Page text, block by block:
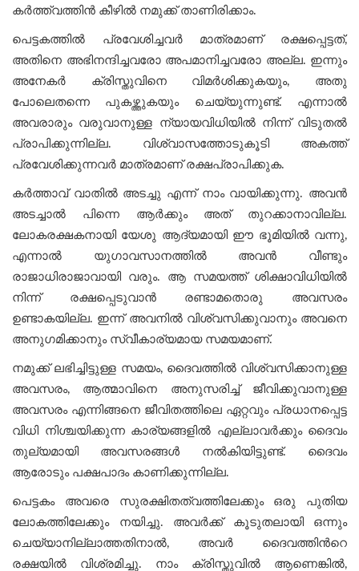
കര്‍ത്ത്വത്തിന്‍ കീഴില്‍ നമുക്ക് താണിരിക്കാം.
പെട്ടകത്തിൽ പ്രവേശിച്ചവർ മാത്രമാണ് രക്ഷപ്പെട്ടത്,
അതിനെ അഭിനന്ദിച്ചവരോ അപമാനിച്ചവരോ അല്ല. ഇന്നും
അനേകര്‍ ക്രിസ്തുവിനെ വിമര്‍ശിക്കുകയും, അതു
പോലെതന്നെ പുകഴ്ത്തുകയും ചെയ്യുന്നുണ്ട്. എന്നാല്‍
അവരാരും വരുവാനുള്ള ന്യായവിധിയില്‍ നിന്ന് വിടുതല്‍
പ്രാപിക്കുന്നില്ല. വിശ്വാസത്തോടുകൂടി അകത്ത്
പ്രവേശിക്കുന്നവര്‍ മാത്രമാണ് രക്ഷപ്രാപിക്കുക.
കർത്താവ് വാതിൽ അടച്ചു എന്ന് നാം വായിക്കുന്നു. അവന്‍
അടച്ചാൽ പിന്നെ ആർക്കും അത് തുറക്കാനാവില്ല.
ലോകരക്ഷകനായി യേശു ആദ്യമായി ഈ ഭൂമിയില്‍ വന്നു,
എന്നാൽ യുഗാവസാനത്തിൽ അവൻ വീണ്ടും
രാജാധിരാജാവായി വരും. ആ സമയത്ത് ശിക്ഷാവിധിയിൽ
നിന്ന് രക്ഷപ്പെടുവാൻ രണ്ടാമതൊരു അവസരം
ഉണ്ടാകയില്ല. ഇന്ന് അവനിൽ വിശ്വസിക്കുവാനും അവനെ
അനുഗമിക്കാനും സ്വീകാര്യമായ സമയമാണ്.
നമുക്ക് ലഭിച്ചിട്ടുള്ള സമയം, ദൈവത്തിൽ വിശ്വസിക്കാനുള്ള
അവസരം, ആത്മാവിനെ അനുസരിച്ച് ജീവിക്കുവാനുള്ള
അവസരം എന്നിങ്ങനെ ജീവിതത്തിലെ ഏറ്റവും പ്രധാനപ്പെട്ട
വിധി നിശ്ചയിക്കുന്ന കാര്യങ്ങളിൽ എല്ലാവർക്കും ദൈവം
തുല്യമായി അവസരങ്ങള്‍ നല്‍കിയിട്ടുണ്ട്. ദൈവം
ആരോടും പക്ഷപാദം കാണിക്കുന്നില്ല.
പെട്ടകം അവരെ സുരക്ഷിതത്വത്തിലേക്കും ഒരു പുതിയ
ലോകത്തിലേക്കും നയിച്ചു. അവർക്ക് കൂടുതലായി ഒന്നും
ചെയ്യാനില്ലാത്തതിനാൽ, അവർ ദൈവത്തിന്‍റെ
രക്ഷയിൽ വിശ്രമിച്ചു. നാം ക്രിസ്തുവിൽ ആണെങ്കിൽ,